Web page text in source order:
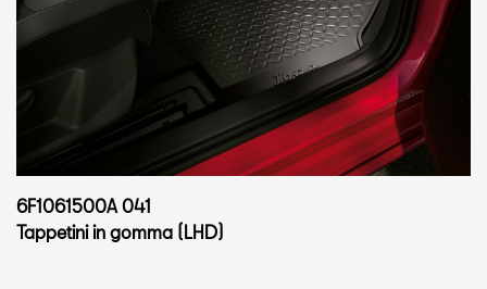
6F1061500A 041
Tappetini in gomma (LHD)